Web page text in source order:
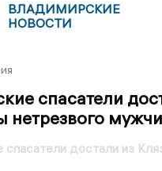
ВЛАДИМИРСКИЕ
НОВОСТИ
спасатели
нетрезвого
спасатели достали из